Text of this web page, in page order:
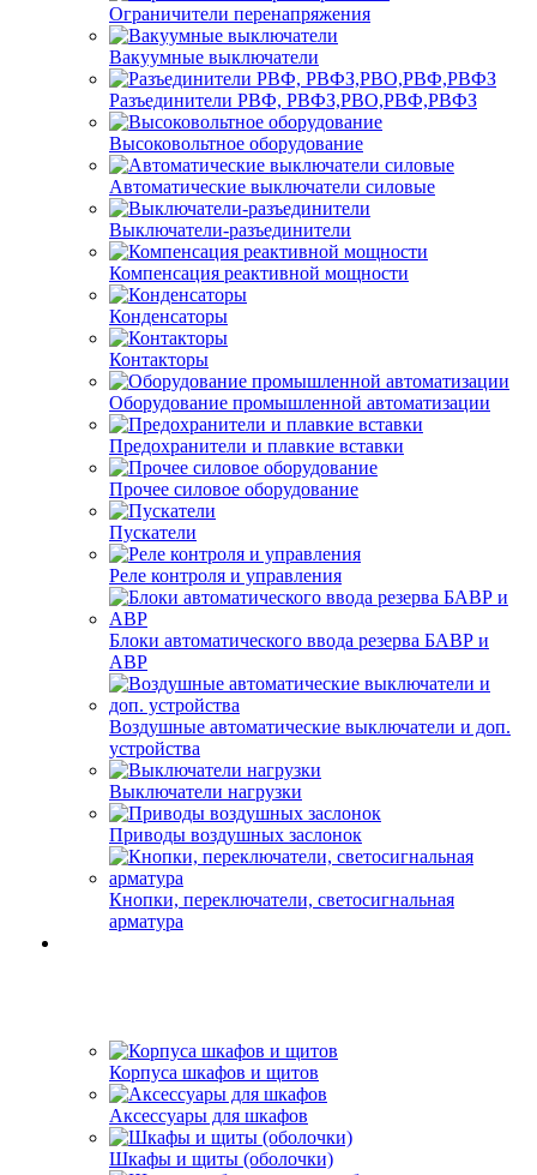
Ограничители перенапряжения
Вакуумные выключатели
Разъединители РВФ, РВФЗ,РВО,РВФ,РВФЗ
Высоковольтное оборудование
Автоматические выключатели cиловые
Выключатели-разъединители
Компенсация реактивной мощности
Конденсаторы
Контакторы
Оборудование промышленной автоматизации
Предохранители и плавкие вставки
Прочее силовое оборудование
Пускатели
Реле контроля и управления
Блоки автоматического ввода резерва БАВР и
АВР
Воздушные автоматические выключатели и доп.
устройства
Выключатели нагрузки
Приводы воздушных заслонок
Кнопки, переключатели, светосигнальная
арматура
Корпуса шкафов и щитов
Аксессуары для шкафов
Шкафы и щиты (оболочки)